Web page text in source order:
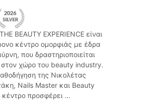
BEAUTY EXPERIENCE είναι
κέντρο ομορφιάς με έδρα
που δραστηριοποιείται
χώρο του beauty industry.
της Νικολέτας
Nails Master και Beauty
προσφέρει ...